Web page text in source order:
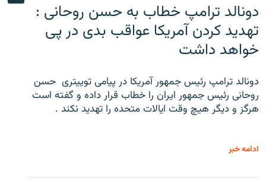
دونالد ترامپ خطاب به حسن روحانی :
تهدید کردن آمریکا عواقب بدی در پی
خواهد داشت
دونالد ترامپ رئیس جمهور آمریکا در پیامی توییتری ‌ حسن
روحانی رئیس جمهور ایران را خطاب قرار داده و گفته است
هرگز و دیگر هیچ وقت ایالات متحده را تهدید نکند .
ادامه خبر